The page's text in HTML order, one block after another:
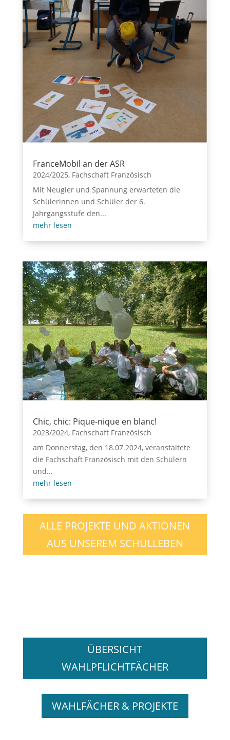
FranceMobil an der ASR
2024/2025, Fachschaft Französisch
Mit Neugier und Spannung erwarteten die
Schülerinnen und Schüler der 6.
Jahrgangsstufe den...
mehr lesen
Chic, chic: Pique-nique en blanc!
2023/2024, Fachschaft Französisch
am Donnerstag, den 18.07.2024, veranstaltete
die Fachschaft Französisch mit den Schülern
und...
mehr lesen
ALLE PROJEKTE UND AKTIONEN
AUS UNSEREM SCHULLEBEN
ÜBERSICHT
WAHLPFLICHTFÄCHER
WAHLFÄCHER & PROJEKTE